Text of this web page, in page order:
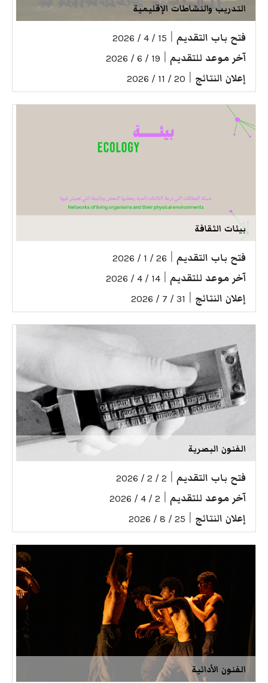
التدريب والنشاطات الإقليمية
فتح باب التقديم 15 / 4 / 2026
آخر موعد للتقديم 19 / 6 / 2026
إعلان النتائج 20 / 11 / 2026
بيئات الثقافة
فتح باب التقديم 26 / 1 / 2026
آخر موعد للتقديم 14 / 4 / 2026
إعلان النتائج 31 / 7 / 2026
الفنون البصرية
فتح باب التقديم 2 / 2 / 2026
آخر موعد للتقديم 2 / 4 / 2026
إعلان النتائج 25 / 8 / 2026
الفنون الأدائية